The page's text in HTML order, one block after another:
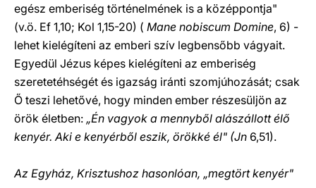
egész emberiség történelmének is a középpontja"
(v.ö. Ef 1,10; Kol 1,15-20) ( Mane nobiscum Domine, 6) -
lehet kielégíteni az emberi szív legbensőbb vágyait.
Egyedül Jézus képes kielégíteni az emberiség
szeretetéhségét és igazság iránti szomjúhozását; csak
Ő teszi lehetővé, hogy minden ember részesüljön az
örök életben: „Én vagyok a mennyből alászállott élő
kenyér. Aki e kenyérből eszik, örökké él" (Jn 6,51).
Az Egyház, Krisztushoz hasonlóan, „megtört kenyér"